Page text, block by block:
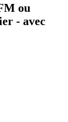
ou
- avec